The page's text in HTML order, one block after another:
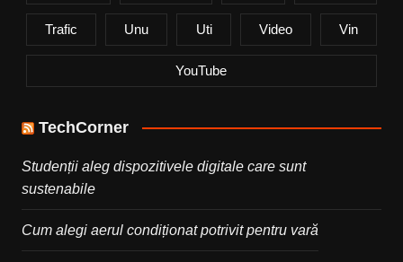
Trafic Unu Uti Video Vin
YouTube
TechCorner
Studenții aleg dispozitivele digitale care sunt
sustenabile
Cum alegi aerul condiționat potrivit pentru vară